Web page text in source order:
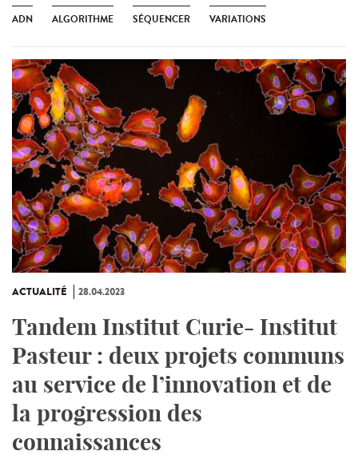
ADN ALGORITHME SÉQUENCER VARIATIONS
ACTUALITÉ 28.04.2023
Tandem Institut Curie- Institut
Pasteur : deux projets communs
au service de l’innovation et de
la progression des
connaissances